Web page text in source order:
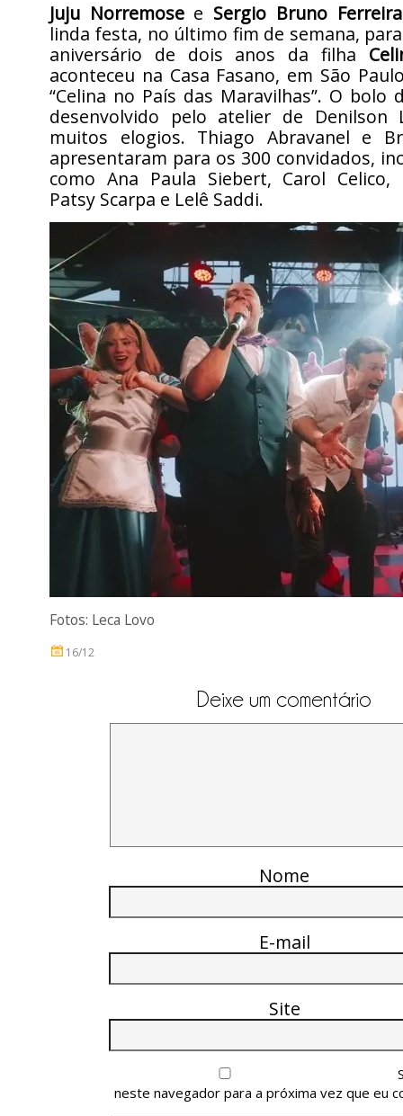
Juju Norremosee Sergio Bruno Ferreira
linda festa, no último fim de semana,
aniversário de dois anos da filha
aconteceu na Casa Fasano, em São
“Celina no País das Maravilhas”. O bolo
desenvolvido pelo atelier de Denilson
muitos elogios. Thiago Abravanel e
apresentaram para os 300 convidados,
como Ana Paula Siebert, Carol Celico,
Patsy Scarpa e Lelê Saddi.
Fotos: Leca Lovo
16/12
Deixe um comentário
Nome
E-mail
Site
neste navegador para a próxima vez que eu